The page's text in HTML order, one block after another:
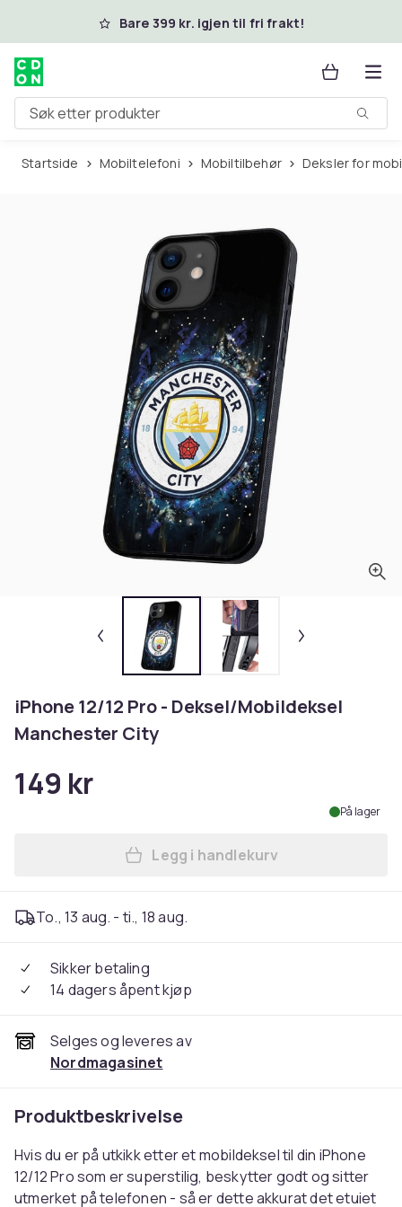
Hopp til hovedinnholdBare 399 kr. igjen til fri frakt!
Søk etter produkter
Startside Mobiltelefoni Mobiltilbehør Deksler for
iPhone 12/12 Pro - Deksel/Mobildeksel
Manchester City
149 kr
På lager
Legg iPhone 12/12 Pro -
Legg i handlekurv
To., 13 aug. - ti., 18 aug.
Sikker betaling
14 dagers åpent kjøp
Selges og leveres av
Nordmagasinet
Produktbeskrivelse
Hvis du er på utkikk etter et mobildeksel til din iPhone
12/12 Pro som er superstilig, beskytter godt og sitter
utmerket på telefonen - så er dette akkurat det etuiet